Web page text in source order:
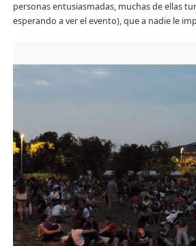
personas entusiasmadas, muchas de ellas
esperando a ver el evento), que a nadie le